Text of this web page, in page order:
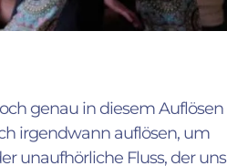
genau in diesem Auflösen
irgendwann auflösen, um
unaufhörliche Fluss, der uns